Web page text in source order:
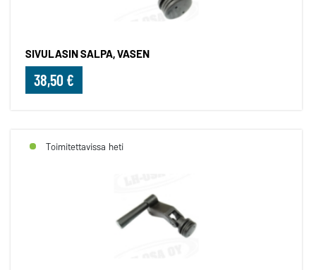
SIVULASIN SALPA, VASEN
38,50 €
Toimitettavissa heti